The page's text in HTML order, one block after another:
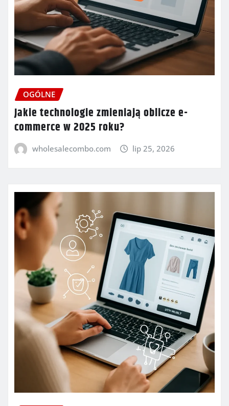
OGÓLNE
Jakie technologie zmieniają oblicze e-
commerce w 2025 roku?
wholesalecombo.com lip 25, 2026